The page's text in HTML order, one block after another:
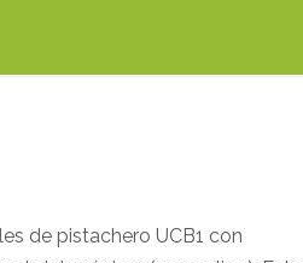
de pistachero UCB1 con